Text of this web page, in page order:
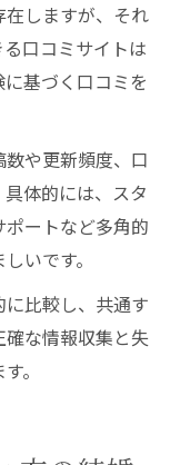
しますが、それ
口コミサイトは
基づく口コミを
や更新頻度、口
体的には、スタ
ートなど多角的
いです。
比較し、共通す
な情報収集と失
。